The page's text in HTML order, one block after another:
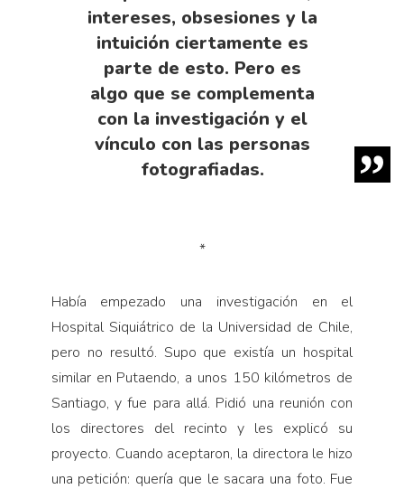
intereses, obsesiones y la
intuición ciertamente es
parte de esto. Pero es
algo que se complementa
con la investigación y el
vínculo con las personas
fotografiadas.
*
Había empezado una investigación en el
Hospital Siquiátrico de la Universidad de Chile,
pero no resultó. Supo que existía un hospital
similar en Putaendo, a unos 150 kilómetros de
Santiago, y fue para allá. Pidió una reunión con
los directores del recinto y les explicó su
proyecto. Cuando aceptaron, la directora le hizo
una petición: quería que le sacara una foto. Fue